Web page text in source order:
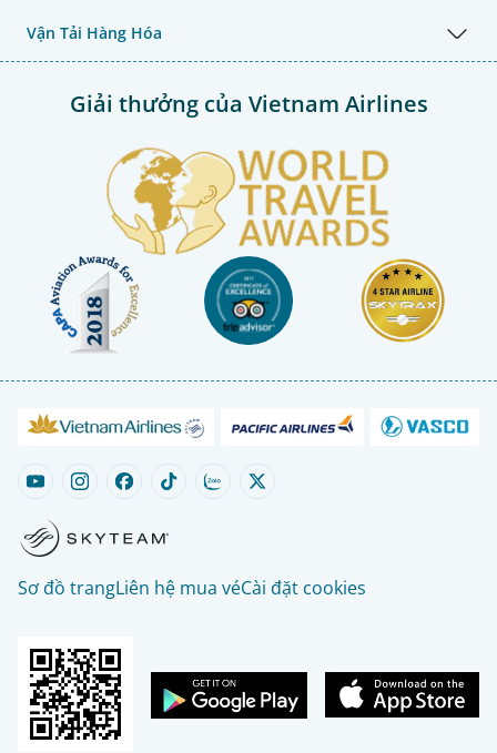
Vận Tải Hàng Hóa
Giải thưởng của Vietnam Airlines
Sơ đồ trangLiên hệ mua véCài đặt cookies